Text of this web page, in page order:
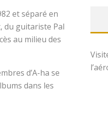
et séparé en
du guitariste Pal
au milieu des
d’A-ha se
dans les